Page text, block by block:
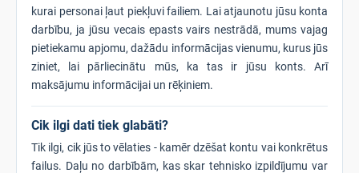
kurai personai ļaut piekļuvi failiem. Lai atjaunotu jūsu konta
darbību, ja jūsu vecais epasts vairs nestrādā, mums vajag
pietiekamu apjomu, dažādu informācijas vienumu, kurus jūs
ziniet, lai pārliecinātu mūs, ka tas ir jūsu konts. Arī
maksājumu informācijai un rēķiniem.
Cik ilgi dati tiek glabāti?
Tik ilgi, cik jūs to vēlaties - kamēr dzēšat kontu vai konkrētus
failus. Daļu no darbībām, kas skar tehnisko izpildījumu var